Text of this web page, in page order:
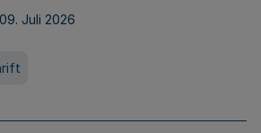
Juli 2026